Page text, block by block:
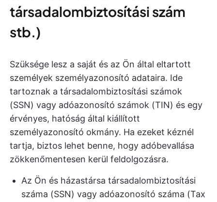
társadalombiztosítási szám
stb.)
Szüksége lesz a saját és az Ön által eltartott
személyek személyazonosító adataira. Ide
tartoznak a társadalombiztosítási számok
(SSN) vagy adóazonosító számok (TIN) és egy
érvényes, hatóság által kiállított
személyazonosító okmány. Ha ezeket kéznél
tartja, biztos lehet benne, hogy adóbevallása
zökkenőmentesen kerül feldolgozásra.
Az Ön és házastársa társadalombiztosítási
száma (SSN) vagy adóazonosító száma (Tax